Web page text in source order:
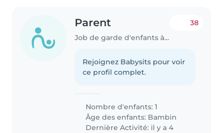
Parent
Job de garde d'enfants à Luxembourg
38
Rejoignez Babysits pour voir
ce profil complet.
Nombre d'enfants: 1
Âge des enfants: Bambin
Dernière Activité: il y a 4